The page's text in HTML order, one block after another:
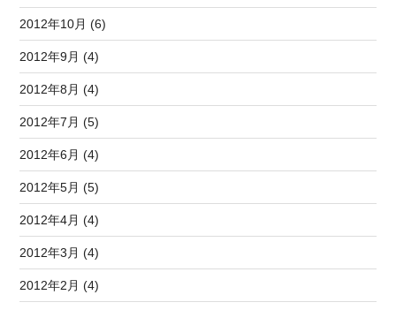
2012年10月 (6)
2012年9月 (4)
2012年8月 (4)
2012年7月 (5)
2012年6月 (4)
2012年5月 (5)
2012年4月 (4)
2012年3月 (4)
2012年2月 (4)